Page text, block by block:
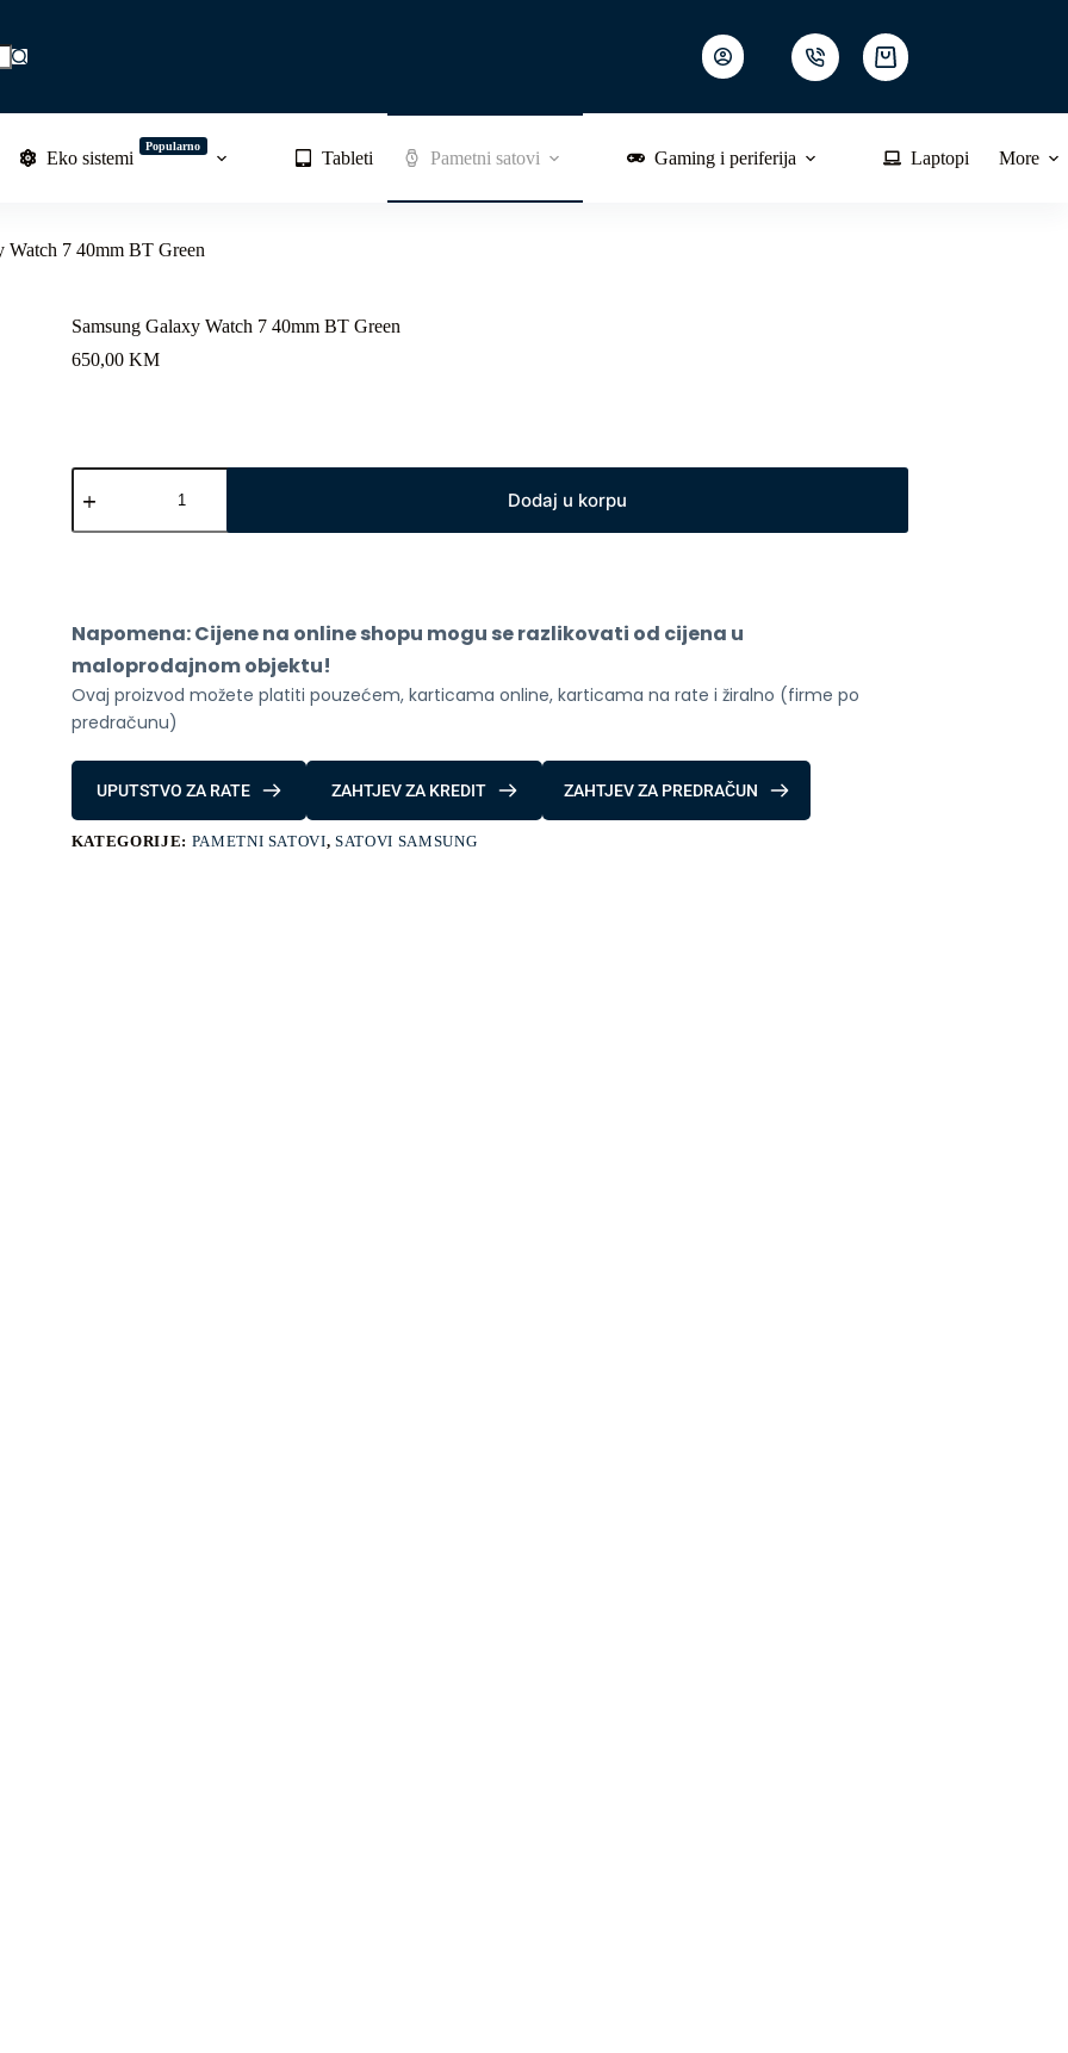
Shopping
cart
Eko sistemi
Popularno
Tableti Pametni satovi Gaming i periferija Laptopi More
Watch 7 40mm BT Green
Samsung Galaxy Watch 7 40mm BT Green
650,00 KM
Samsung
Galaxy
7
Dodaj u korpu
Napomena: Cijene na online shopu mogu se razlikovati od cijena u
maloprodajnom objektu!
Ovaj proizvod možete platiti pouzećem, karticama online, karticama na rate i žiralno (firme po
predračunu)
UPUTSTVO ZA RATE ZAHTJEV ZA KREDIT ZAHTJEV ZA PREDRAČUN
KATEGORIJE: PAMETNI SATOVI,SATOVI SAMSUNG